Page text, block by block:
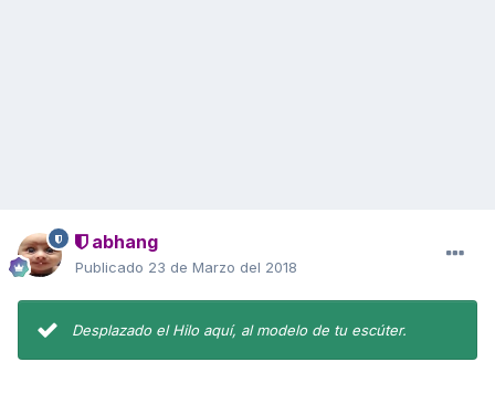
abhang
Publicado 23 de Marzo del 2018
Desplazado el Hilo aquí, al modelo de tu escúter.